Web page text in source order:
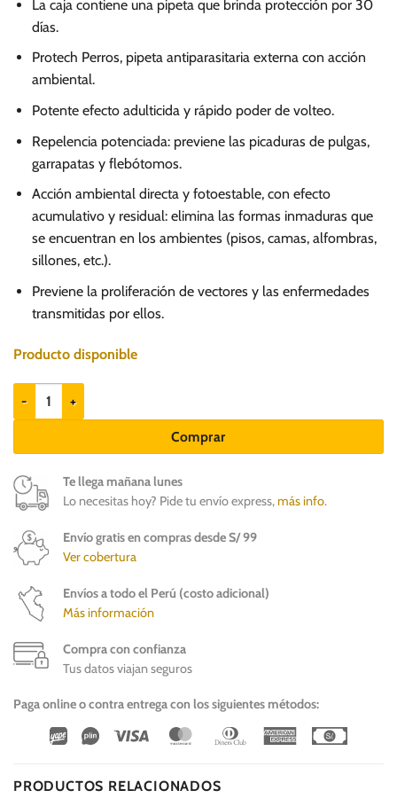
original
S/.
actual
S/.
La caja contiene una pipeta que brinda protección por 30
días.
Protech Perros, pipeta antiparasitaria externa con acción
ambiental.
Potente efecto adulticida y rápido poder de volteo.
Repelencia potenciada: previene las picaduras de pulgas,
garrapatas y flebótomos.
Acción ambiental directa y fotoestable, con efecto
acumulativo y residual: elimina las formas inmaduras que
se encuentran en los ambientes (pisos, camas, alfombras,
sillones, etc.).
Previene la proliferación de vectores y las enfermedades
transmitidas por ellos.
Producto disponible
Protech Pipeta antipulgas para perros de 26 a 40kg cantidad
Comprar
Te llega mañana lunes
Lo necesitas hoy? Pide tu envío express,más info.
Envío gratis en compras desde S/ 99
Ver cobertura
Envíos a todo el Perú (costo adicional)
Más información
Compra con confianza
Tus datos viajan seguros
Paga online o contra entrega con los siguientes métodos:
Wirecard
Vipps Visa MasterCardDinners
American
PRODUCTOS RELACIONADOS